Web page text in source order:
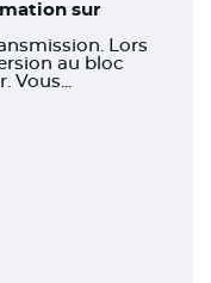
sur
Lors
au bloc
Vous...